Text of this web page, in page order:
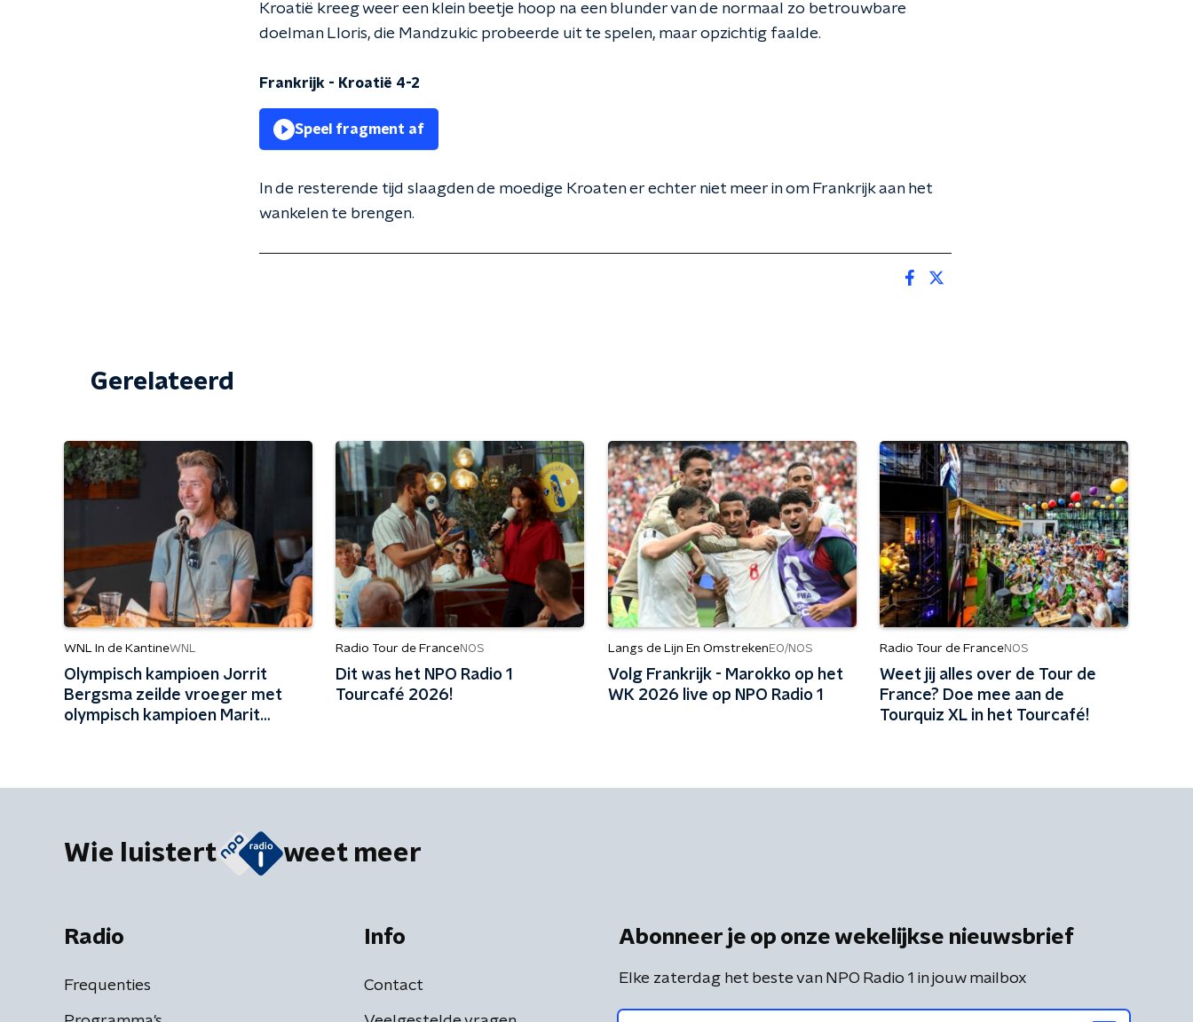
Kroatië kreeg weer een klein beetje hoop na een blunder van de normaal zo betrouwbare
doelman Lloris, die Mandzukic probeerde uit te spelen, maar opzichtig faalde.
Frankrijk - Kroatië 4-2
Speel fragment af
In de resterende tijd slaagden de moedige Kroaten er echter niet meer in om Frankrijk aan het
wankelen te brengen.
Gerelateerd
WNL In de KantineWNL
Olympisch kampioen Jorrit
Bergsma zeilde vroeger met
olympisch kampioen Marit
Radio Tour de FranceNOS
Dit was het NPO Radio 1
Tourcafé 2026!
Langs de Lijn En Omstreken EO/NOS
Volg Frankrijk - Marokko op het
WK 2026 live op NPO Radio 1
Radio Tour de FranceNOS
Weet jij alles over de Tour de
France? Doe mee aan de
Tourquiz XL in het Tourcafé!
Wie luistert weet meer
Radio
Frequenties
Info
Contact
Abonneer je op onze wekelijkse nieuwsbrief
Elke zaterdag het beste van NPO Radio 1 in jouw mailbox